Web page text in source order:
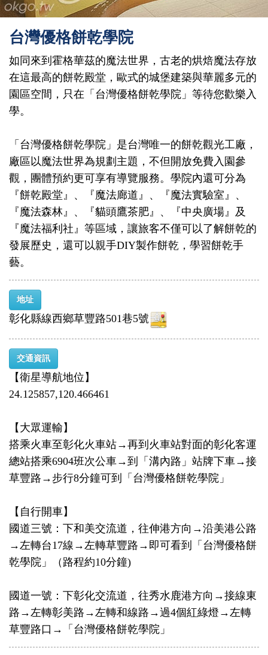
台灣優格餅乾學院
如同來到霍格華茲的魔法世界，古老的烘焙魔法存放
在這最高的餅乾殿堂，歐式的城堡建築與華麗多元的
園區空間，只在「台灣優格餅乾學院」等待您歡樂入
學。
「台灣優格餅乾學院」是台灣唯一的餅乾觀光工廠，
廠區以魔法世界為規劃主題，不但開放免費入園參
觀，團體預約更可享有導覽服務。學院內還可分為
『餅乾殿堂』、『魔法廊道』、『魔法實驗室』、
『魔法森林』、『貓頭鷹茶肥』、『中央廣場』及
『魔法福利社』等區域，讓旅客不僅可以了解餅乾的
發展歷史，還可以親手DIY製作餅乾，學習餅乾手
藝。
地址
彰化縣線西鄉草豐路501巷5號
交通資訊
【衛星導航地位】
24.125857,120.466461
【大眾運輸】
搭乘火車至彰化火車站→再到火車站對面的彰化客運
總站搭乘6904班次公車→到「溝內路」站牌下車→接
草豐路→步行8分鐘可到「台灣優格餅乾學院」
【自行開車】
國道三號：下和美交流道，往伸港方向→沿美港公路
→左轉台17線→左轉草豐路→即可看到「台灣優格餅
乾學院」（路程約10分鐘)
國道一號：下彰化交流道，往秀水鹿港方向→接線東
路→左轉彰美路→左轉和線路→過4個紅綠燈→左轉
草豐路口→「台灣優格餅乾學院」